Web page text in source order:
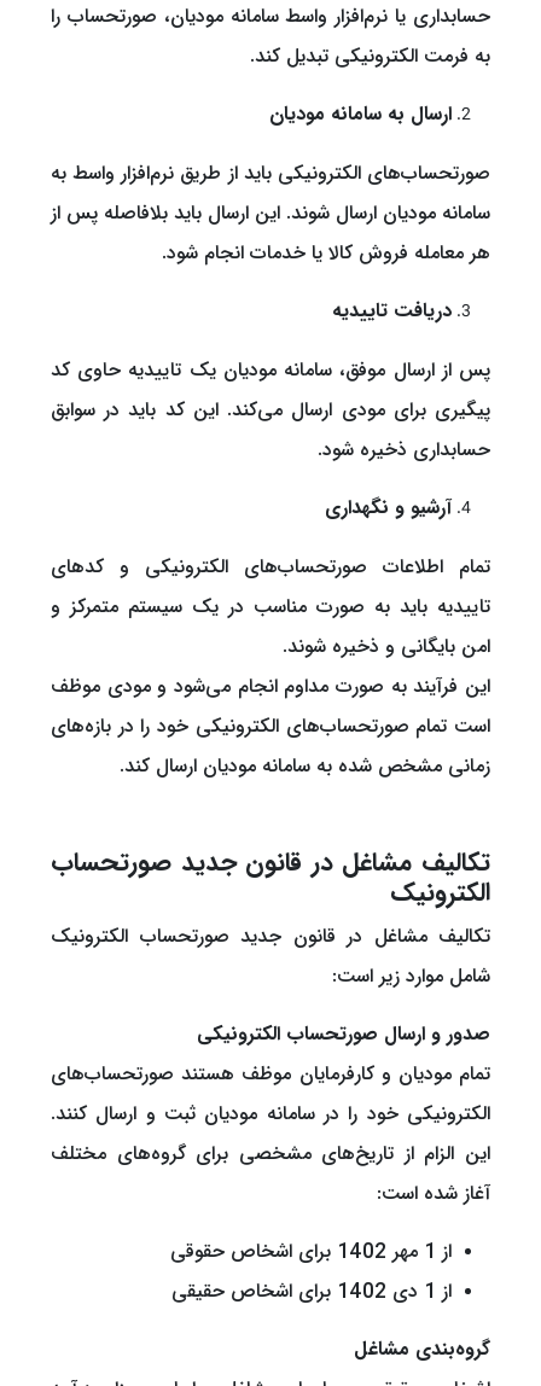
حسابداری یا نرم‌افزار واسط سامانه مودیان، صورتحساب را
به فرمت الکترونیکی تبدیل کند.
ارسال به سامانه مودیان
صورتحساب‌های الکترونیکی باید از طریق نرم‌افزار واسط به
سامانه مودیان ارسال شوند. این ارسال باید بلافاصله پس از
هر معامله فروش کالا یا خدمات انجام شود.
دریافت تاییدیه
پس از ارسال موفق، سامانه مودیان یک تاییدیه حاوی کد
پیگیری برای مودی ارسال می‌کند. این کد باید در سوابق
حسابداری ذخیره شود.
آرشیو و نگهداری
تمام اطلاعات صورتحساب‌های الکترونیکی و کدهای
تاییدیه باید به صورت مناسب در یک سیستم متمرکز و
امن بایگانی و ذخیره شوند.
این فرآیند به صورت مداوم انجام می‌شود و مودی موظف
است تمام صورتحساب‌های الکترونیکی خود را در بازه‌های
زمانی مشخص شده به سامانه مودیان ارسال کند.
تکالیف مشاغل در قانون جدید صورتحساب
الکترونیک
تکالیف مشاغل در قانون جدید صورتحساب الکترونیک
شامل موارد زیر است:
صدور و ارسال صورتحساب الکترونیکی
تمام مودیان و کارفرمایان موظف هستند صورتحساب‌های
الکترونیکی خود را در سامانه مودیان ثبت و ارسال کنند.
این الزام از تاریخ‌های مشخصی برای گروه‌های مختلف
آغاز شده است:
از 1 مهر 1402 برای اشخاص حقوقی
از 1 دی 1402 برای اشخاص حقیقی
گروه‌بندی مشاغل